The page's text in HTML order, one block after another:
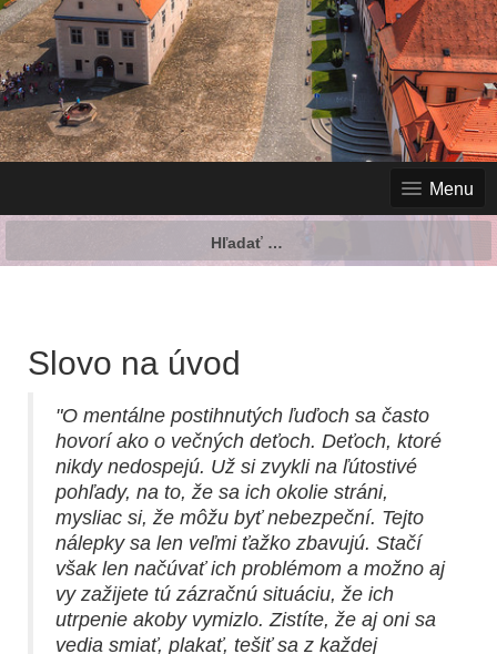
Menu
Slovo na úvod
"O mentálne postihnutých ľuďoch sa často
hovorí ako o večných deťoch. Deťoch, ktoré
nikdy nedospejú. Už si zvykli na ľútostivé
pohľady, na to, že sa ich okolie stráni,
mysliac si, že môžu byť nebezpeční. Tejto
nálepky sa len veľmi ťažko zbavujú. Stačí
však len načúvať ich problémom a možno aj
vy zažijete tú zázračnú situáciu, že ich
utrpenie akoby vymizlo. Zistíte, že aj oni sa
vedia smiať, plakať, tešiť sa z každej